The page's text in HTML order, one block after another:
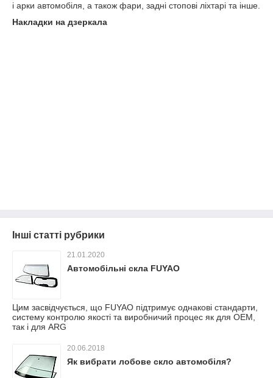
і арки автомобіля, а також фари, задні стопові ліхтарі та інше.
Накладки на дзеркала
Інші статті рубрики
21.01.2020
Автомобільні скла FUYAO
Цим засвідчується, що FUYAO підтримує однакові стандарти,
систему контролю якості та виробничий процес як для OEM,
так і для ARG
20.06.2018
Як вибрати лобове скло автомобіля?